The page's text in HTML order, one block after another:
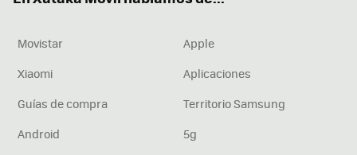
Movistar
Apple
Xiaomi
Aplicaciones
Guías de compra
Territorio Samsung
Android
5g